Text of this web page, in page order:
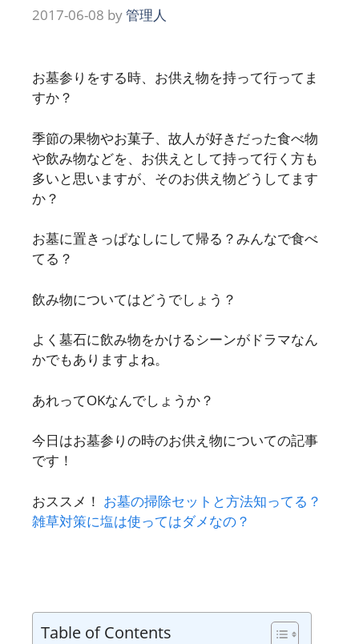
2017-06-08 by管理人
お墓参りをする時、お供え物を持って行ってま
すか？
季節の果物やお菓子、故人が好きだった食べ物
や飲み物などを、お供えとして持って行く方も
多いと思いますが、そのお供え物どうしてます
か？
お墓に置きっぱなしにして帰る？みんなで食べ
てる？
飲み物についてはどうでしょう？
よく墓石に飲み物をかけるシーンがドラマなん
かでもありますよね。
あれってOKなんでしょうか？
今日はお墓参りの時のお供え物についての記事
です！
おススメ！ お墓の掃除セットと方法知ってる？
雑草対策に塩は使ってはダメなの？
Table of Contents